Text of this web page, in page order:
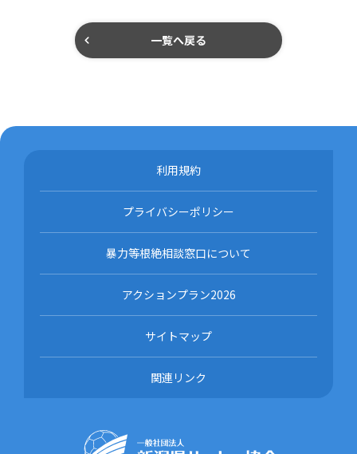
一覧へ戻る
利用規約
プライバシーポリシー
暴力等根絶相談窓口について
アクションプラン2026
サイトマップ
関連リンク